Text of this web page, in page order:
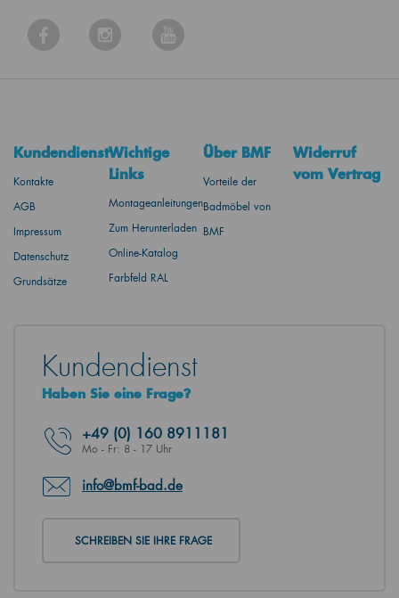
Kundendienst
Kontakte
AGB
Impressum
Datenschutz
Grundsätze
Wichtige
Links
Montageanleitungen
Zum Herunterladen
Online-Katalog
Farbfeld RAL
Über BMF
Vorteile der
Badmöbel von
BMF
Widerruf
vom Vertrag
Kundendienst
Haben Sie eine Frage?
+49 (0) 160 8911181
Mo - Fr: 8 - 17 Uhr
info@bmf-bad.de
SCHREIBEN SIE IHRE FRAGE